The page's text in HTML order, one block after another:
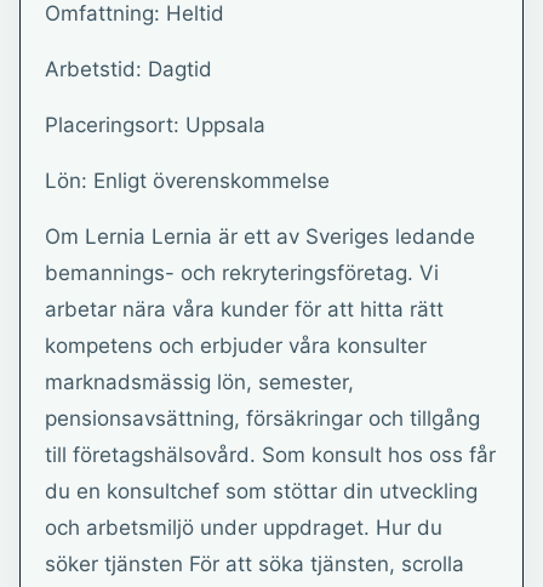
Omfattning: Heltid
Arbetstid: Dagtid
Placeringsort: Uppsala
Lön: Enligt överenskommelse
Om Lernia Lernia är ett av Sveriges ledande
bemannings- och rekryteringsföretag. Vi
arbetar nära våra kunder för att hitta rätt
kompetens och erbjuder våra konsulter
marknadsmässig lön, semester,
pensionsavsättning, försäkringar och tillgång
till företagshälsovård. Som konsult hos oss får
du en konsultchef som stöttar din utveckling
och arbetsmiljö under uppdraget. Hur du
söker tjänsten För att söka tjänsten, scrolla